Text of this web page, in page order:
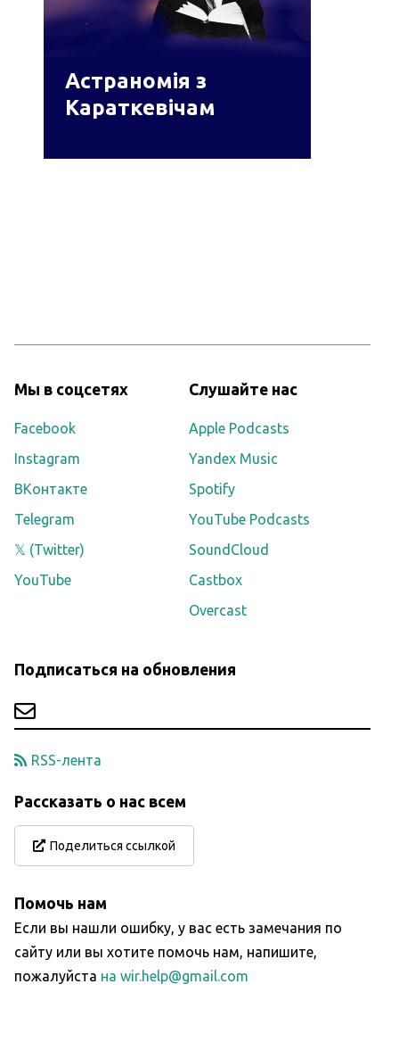
Астраномія з
Караткевічам
Мы в соцсетях
Facebook
Instagram
ВКонтакте
Telegram
𝕏 (Twitter)
YouTube
Слушайте нас
Apple Podcasts
Yandex Music
Spotify
YouTube Podcasts
SoundCloud
Castbox
Overcast
Подписаться на обновления
RSS-лента
Рассказать о нас всем
Поделиться ссылкой
Помочь нам
Если вы нашли ошибку, у вас есть замечания по
сайту или вы хотите помочь нам, напишите,
пожалуйста на wir.help@gmail.com